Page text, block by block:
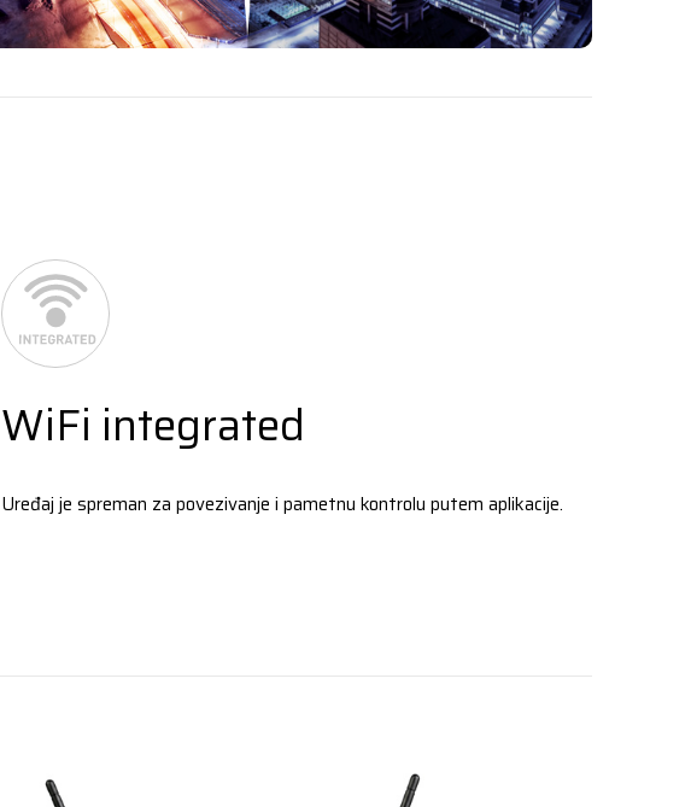
WiFi integrated
Uređaj je spreman za povezivanje i pametnu kontrolu putem aplikacije.